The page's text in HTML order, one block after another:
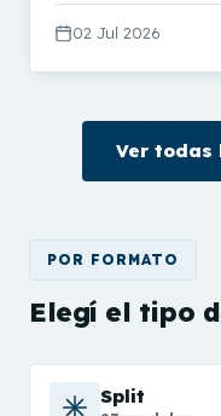
02 Jul 2026
Ver todas
POR FORMATO
Elegí el tipo
Split